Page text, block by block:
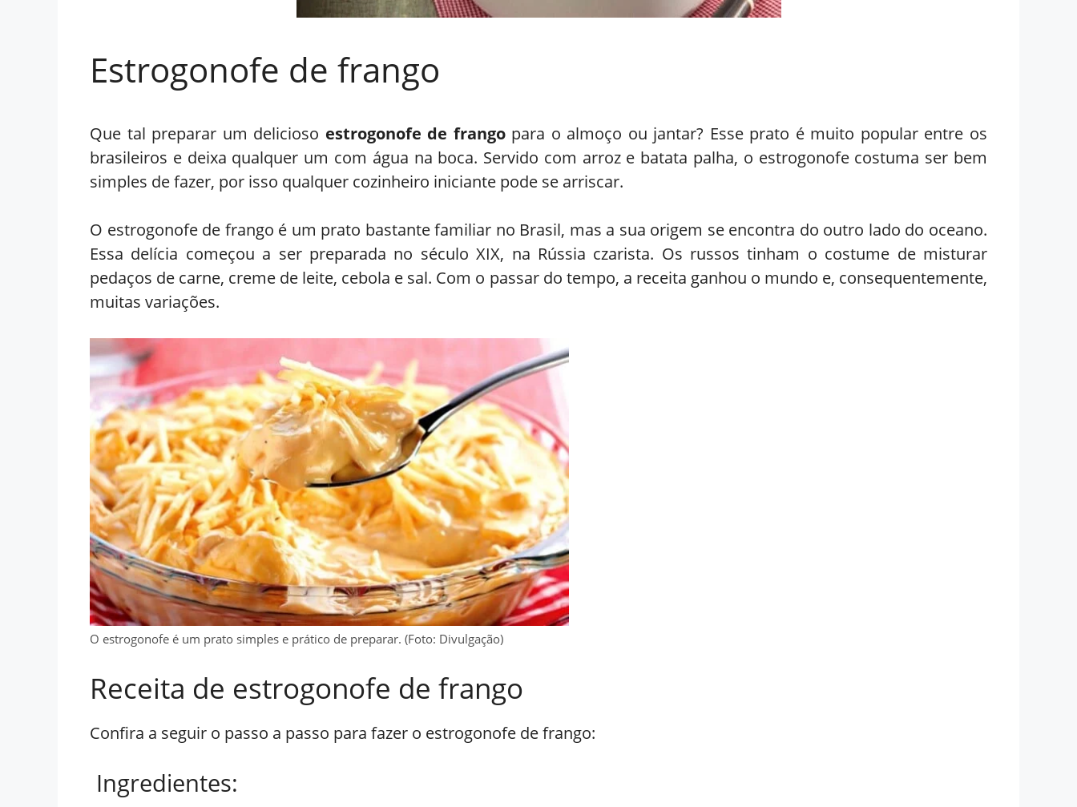
Estrogonofe de frango
Que tal preparar um delicioso estrogonofe de frangopara o almoço ou jantar? Esse prato é muito popular entre os
brasileiros e deixa qualquer um com água na boca. Servido com arroz e batata palha, o estrogonofe costuma ser bem
simples de fazer, por isso qualquer cozinheiro iniciante pode se arriscar.
O estrogonofe de frango é um prato bastante familiar no Brasil, mas a sua origem se encontra do outro lado do oceano.
Essa delícia começou a ser preparada no século XIX, na Rússia czarista. Os russos tinham o costume de misturar
pedaços de carne, creme de leite, cebola e sal. Com o passar do tempo, a receita ganhou o mundo e, consequentemente,
muitas variações.
O estrogonofe é um prato simples e prático de preparar. (Foto: Divulgação)
Receita de estrogonofe de frango
Confira a seguir o passo a passo para fazer o estrogonofe de frango:
Ingredientes: